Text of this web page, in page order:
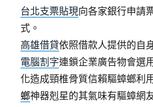
台北支票貼現向各家銀行申請
式。
高雄借貸依照借款人提供的自
電腦割字連鎖企業廣告物會選
化造成頸椎骨質信賴驅蟑螂利
螂神器剋星的其氣味有驅蟑網